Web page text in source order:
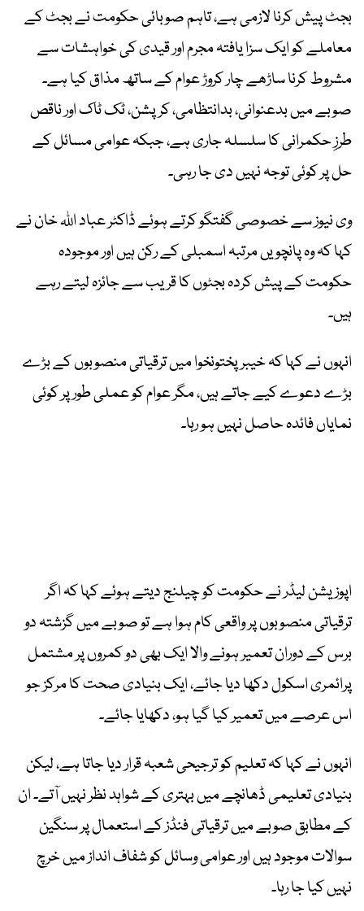
بجٹ پیش کرنا لازمی ہے، تاہم صوبائی حکومت نے بجٹ کے
معاملے کو ایک سزا یافتہ مجرم اور قیدی کی خواہشات سے
مشروط کرنا ساڑھے چار کروڑ عوام کے ساتھ مذاق کیا ہے۔
صوبے میں بدعنوانی، بدانتظامی، کرپشن، ٹک ٹاک اور ناقص
طرزِ حکمرانی کا سلسلہ جاری ہے، جبکہ عوامی مسائل کے
حل پر کوئی توجہ نہیں دی جا رہی۔
وی نیوز سے خصوصی گفتگو کرتے ہوئے ڈاکٹر عباد اللہ خان نے
کہا کہ وہ پانچویں مرتبہ اسمبلی کے رکن ہیں اور موجودہ
حکومت کے پیش کردہ بجٹوں کا قریب سے جائزہ لیتے رہے
ہیں۔
انہوں نے کہا کہ خیبرپختونخوا میں ترقیاتی منصوبوں کے بڑے
بڑے دعوے کیے جاتے ہیں، مگر عوام کو عملی طور پر کوئی
نمایاں فائدہ حاصل نہیں ہو رہا۔
اپوزیشن لیڈر نے حکومت کو چیلنج دیتے ہوئے کہا کہ اگر
ترقیاتی منصوبوں پر واقعی کام ہوا ہے تو صوبے میں گزشتہ دو
برس کے دوران تعمیر ہونے والا ایک بھی دو کمروں پر مشتمل
پرائمری اسکول دکھا دیا جائے، ایک بنیادی صحت کا مرکز جو
اس عرصے میں تعمیر کیا گیا ہو، دکھایا جائے۔
انہوں نے کہا کہ تعلیم کو ترجیحی شعبہ قرار دیا جاتا ہے، لیکن
بنیادی تعلیمی ڈھانچے میں بہتری کے شواہد نظر نہیں آتے۔ ان
کے مطابق صوبے میں ترقیاتی فنڈز کے استعمال پر سنگین
سوالات موجود ہیں اور عوامی وسائل کو شفاف انداز میں خرچ
نہیں کیا جا رہا۔